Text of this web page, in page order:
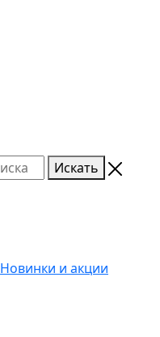
Искать
Новинки и акции